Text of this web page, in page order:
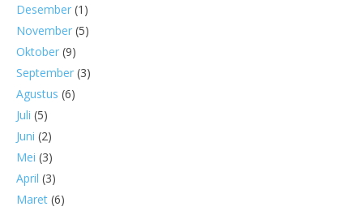
Desember (1)
November (5)
Oktober (9)
September (3)
Agustus (6)
Juli (5)
Juni (2)
Mei (3)
April (3)
Maret (6)